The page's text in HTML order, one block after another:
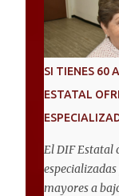
SI TIENES 60
ESTATAL
El DIF Estatal
mayores a